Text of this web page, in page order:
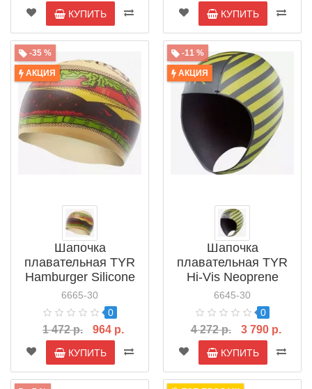
КУПИТЬ КУПИТЬ
-35 %
АКЦИЯ
Шапочка
плавательная TYR
Hamburger Silicone
Cap (LCSBRGER)
6665-30
0
1 472 р. 964 р.
КУПИТЬ
-11 %
АКЦИЯ
Шапочка
плавательная TYR
Hi-Vis Neoprene
Swim Cap
(LTHEL6HV)
6645-30
0
4 272 р. 3 790 р.
КУПИТЬ